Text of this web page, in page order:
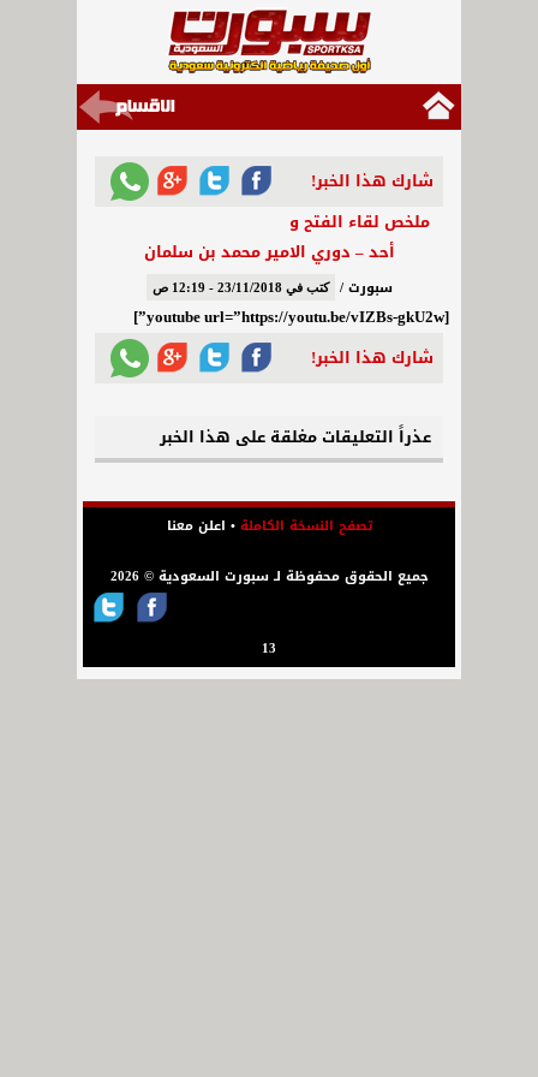
شارك هذا الخبر!
ملخص لقاء الفتح و
أحد – دوري الامير محمد بن سلمان
سبورت / كتب في 23/11/2018 - 12:19 ص
[youtube url=”https://youtu.be/vIZBs-gkU2w”]
شارك هذا الخبر!
عذراً التعليقات مغلقة على هذا الخبر
تصفح النسخة الكاملة• اعلن معنا
جميع الحقوق محفوظة لـ سبورت السعودية © 2026
13